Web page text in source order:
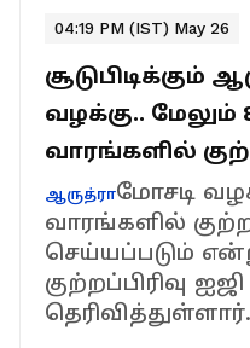
04:19 PM (IST) May 26
சூடுபிடிக்கும்
வழக்கு.. மேலும்
வாரங்களில்
ஆருத்ராமோசடி
வாரங்களில்
செய்யப்படும்
குற்றப்பிரிவு
தெரிவித்துள்ளார்.